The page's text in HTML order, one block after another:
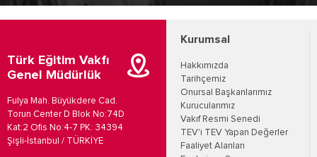
Türk Eğitim Vakfı
Genel Müdürlük
Fulya Mah. Büyükdere Cad.
Torun Center D Blok No:74D
Kat:2 Ofis No:4-7 PK: 34394
Şişli-İstanbul / TÜRKİYE
Kurumsal
Hakkımızda
Tarihçemiz
Onursal Başkanlarımız
Kurucularımız
Vakıf Resmi Senedi
TEV'i TEV Yapan Değerler
Faaliyet Alanları